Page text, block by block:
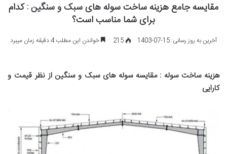
مقایسه جامع هزینه ساخت سوله های سبک و سنگین : کدام
برای شما مناسب است؟
آخرین به روز رسانی: 15-07-1403 215 خواندن این مطلب 4 دقیقه زمان میبرد
هزینه ساخت سوله : مقایسه سوله های سبک و سنگین از نظر قیمت و
کارایی